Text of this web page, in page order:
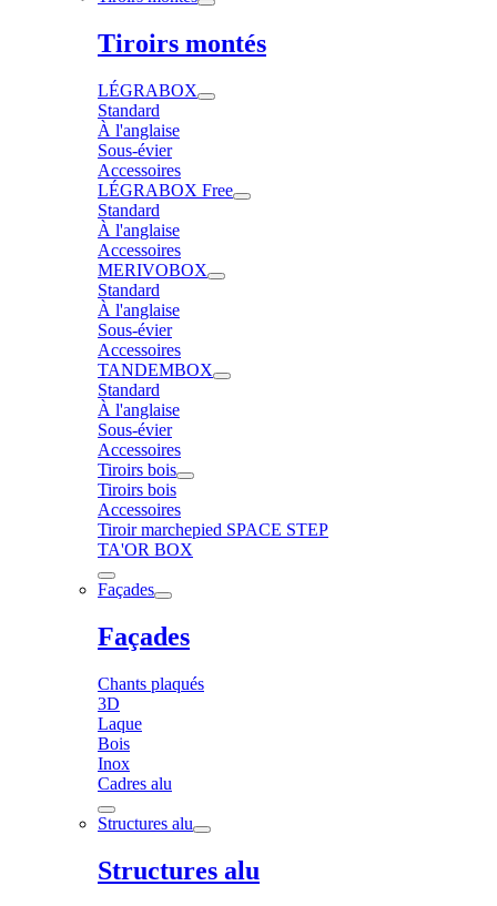
Tiroirs montés
LÉGRABOX
Standard
À l'anglaise
Sous-évier
Accessoires
LÉGRABOX Free
Standard
À l'anglaise
Accessoires
MERIVOBOX
Standard
À l'anglaise
Sous-évier
Accessoires
TANDEMBOX
Standard
À l'anglaise
Sous-évier
Accessoires
Tiroirs bois
Tiroirs bois
Accessoires
Tiroir marchepied SPACE STEP
TA'OR BOX
Façades
Façades
Chants plaqués
3D
Laque
Bois
Inox
Cadres alu
Structures alu
Structures alu